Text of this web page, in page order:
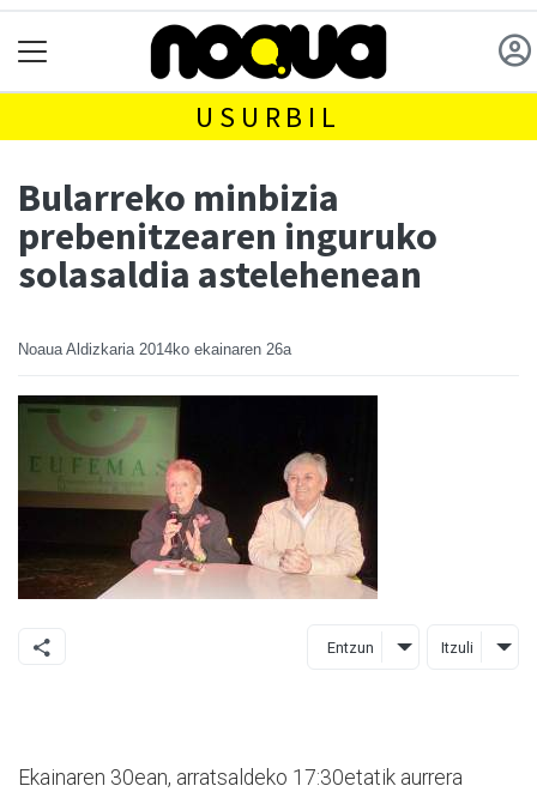
USURBIL
Bularreko minbizia
prebenitzearen inguruko
solasaldia astelehenean
Noaua Aldizkaria 2014ko ekainaren 26a
Entzun Itzuli
Ekainaren 30ean, arratsaldeko 17:30etatik aurrera